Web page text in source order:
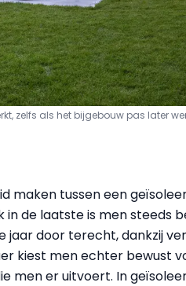
zelfs als het bijgebouw pas later
maken tussen een
de laatste is men steeds
jaar door terecht, dankzij
kiest men echter bewust
men er uitvoert. In